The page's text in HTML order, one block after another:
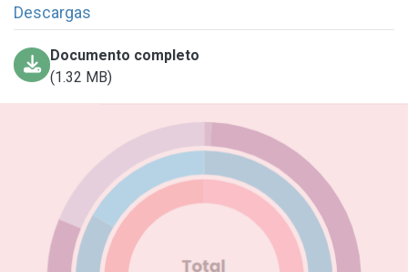
Descargas
Documento completo
(1.32 MB)